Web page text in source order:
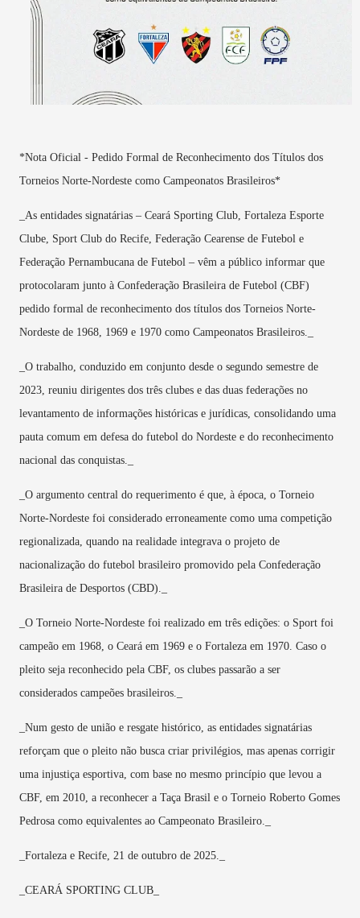
*Nota Oficial - Pedido Formal de Reconhecimento dos Títulos dos
Torneios Norte-Nordeste como Campeonatos Brasileiros*
_As entidades signatárias – Ceará Sporting Club, Fortaleza Esporte
Clube, Sport Club do Recife, Federação Cearense de Futebol e
Federação Pernambucana de Futebol – vêm a público informar que
protocolaram junto à Confederação Brasileira de Futebol (CBF)
pedido formal de reconhecimento dos títulos dos Torneios Norte-
Nordeste de 1968, 1969 e 1970 como Campeonatos Brasileiros._
_O trabalho, conduzido em conjunto desde o segundo semestre de
2023, reuniu dirigentes dos três clubes e das duas federações no
levantamento de informações históricas e jurídicas, consolidando uma
pauta comum em defesa do futebol do Nordeste e do reconhecimento
nacional das conquistas._
_O argumento central do requerimento é que, à época, o Torneio
Norte-Nordeste foi considerado erroneamente como uma competição
regionalizada, quando na realidade integrava o projeto de
nacionalização do futebol brasileiro promovido pela Confederação
Brasileira de Desportos (CBD)._
_O Torneio Norte-Nordeste foi realizado em três edições: o Sport foi
campeão em 1968, o Ceará em 1969 e o Fortaleza em 1970. Caso o
pleito seja reconhecido pela CBF, os clubes passarão a ser
considerados campeões brasileiros._
_Num gesto de união e resgate histórico, as entidades signatárias
reforçam que o pleito não busca criar privilégios, mas apenas corrigir
uma injustiça esportiva, com base no mesmo princípio que levou a
CBF, em 2010, a reconhecer a Taça Brasil e o Torneio Roberto Gomes
Pedrosa como equivalentes ao Campeonato Brasileiro._
_Fortaleza e Recife, 21 de outubro de 2025._
_CEARÁ SPORTING CLUB_